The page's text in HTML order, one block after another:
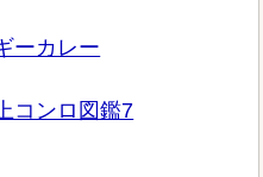
ーカレー
コンロ図鑑7